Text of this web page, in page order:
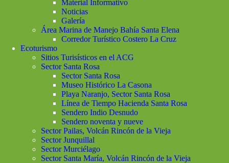
Material Informativo
Noticias
Galería
Área Marina de Manejo Bahía Santa Elena
Corredor Turístico Costero La Cruz
Ecoturismo
Sitios Turisísticos en el ACG
Sector Santa Rosa
Sector Santa Rosa
Museo Histórico La Casona
Playa Naranjo, Sector Santa Rosa
Línea de Tiempo Hacienda Santa Rosa
Sendero Indio Desnudo
Sendero noventa y nueve
Sector Pailas, Volcán Rincón de la Vieja
Sector Junquillal
Sector Murciélago
Sector Santa María, Volcán Rincón de la Vieja